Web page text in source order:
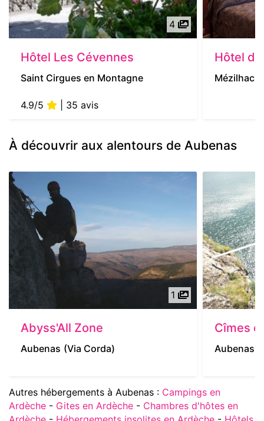
4
Hôtel Les Cévennes
Saint Cirgues en Montagne
4.9/5 | 35 avis
Hôtel
Mézilhac
À découvrir aux alentours de Aubenas
1
Abyss'All Zone
Aubenas (Via Corda)
Cîmes
Aubenas
Autres hébergements à Aubenas : Campings en
Ardèche - Gites en Ardèche - Chambres d'hôtes en